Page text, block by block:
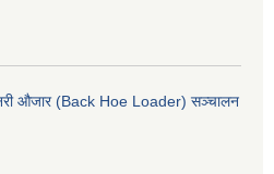
औजार (Back Hoe Loader) सञ्चालन